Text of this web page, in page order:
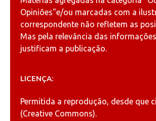
Opiniões"e/ou marcadas com a
correspondente não refletem as
Mas pela relevância das
justificam a publicação.
LICENÇA:
Permitida a reprodução, desde que
(Creative Commons).